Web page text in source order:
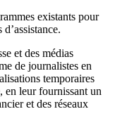
existants pour
et des médias
de journalistes en
temporaires
en leur fournissant un
et des réseaux